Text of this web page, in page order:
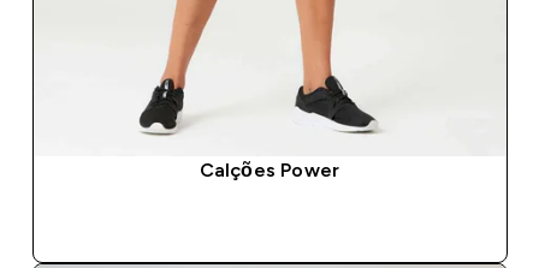
Calções Power